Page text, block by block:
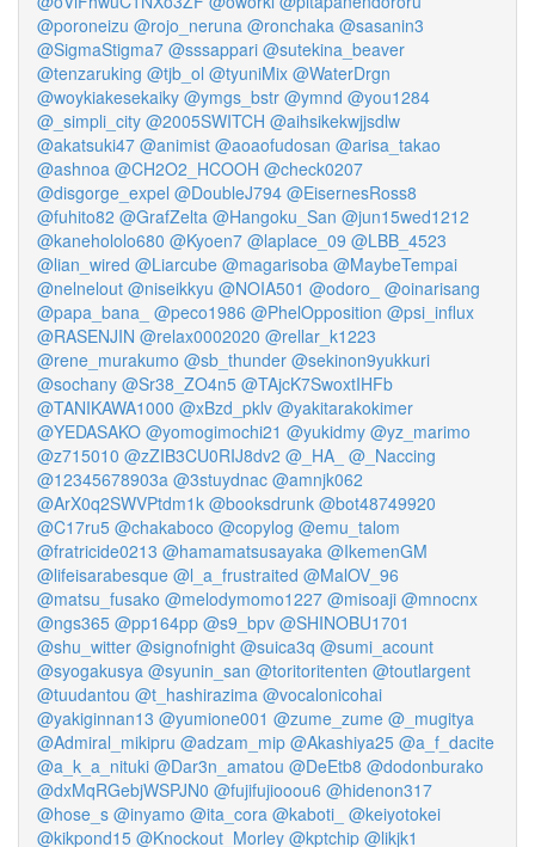
@poroneizu @rojo_neruna @ronchaka @sasanin3
@SigmaStigma7 @sssappari @sutekina_beaver
@tenzaruking @tjb_ol @tyuniMix @WaterDrgn
@woykiakesekaiky @ymgs_bstr @ymnd @you1284
@_simpli_city @2005SWITCH @aihsikekwjjsdlw
@akatsuki47 @animist @aoaofudosan @arisa_takao
@ashnoa @CH2O2_HCOOH @check0207
@disgorge_expel @DoubleJ794 @EisernesRoss8
@fuhito82 @GrafZelta @Hangoku_San @jun15wed1212
@kanehololo680 @Kyoen7 @laplace_09 @LBB_4523
@lian_wired @Liarcube @magarisoba @MaybeTempai
@nelnelout @niseikkyu @NOIA501 @odoro_
@oinarisang
@papa_bana_ @peco1986 @PhelOpposition @psi_influx
@RASENJIN @relax0002020 @rellar_k1223
@rene_murakumo @sb_thunder @sekinon9yukkuri
@sochany @Sr38_ZO4n5 @TAjcK7SwoxtIHFb
@TANIKAWA1000 @xBzd_pklv @yakitarakokimer
@YEDASAKO @yomogimochi21 @yukidmy @yz_marimo
@z715010 @zZIB3CU0RIJ8dv2 @_HA_ @_Naccing
@12345678903a @3stuydnac @amnjk062
@ArX0q2SWVPtdm1k @booksdrunk @bot48749920
@C17ru5 @chakaboco @copylog @emu_talom
@fratricide0213 @hamamatsusayaka @IkemenGM
@lifeisarabesque @l_a_frustraited @MalOV_96
@matsu_fusako @melodymomo1227 @misoaji @mnocnx
@ngs365 @pp164pp @s9_bpv @SHINOBU1701
@shu_witter @signofnight @suica3q @sumi_acount
@syogakusya @syunin_san @toritoritenten @toutlargent
@tuudantou @t_hashirazima @vocalonicohai
@yakiginnan13 @yumione001 @zume_zume @_mugitya
@Admiral_mikipru @adzam_mip @Akashiya25 @a_f_dacite
@a_k_a_nituki @Dar3n_amatou @DeEtb8 @dodonburako
@dxMqRGebjWSPJN0 @fujifujiooou6 @hidenon317
@hose_s @inyamo @ita_cora @kaboti_ @keiyotokei
@kikpond15 @Knockout_Morley @kptchip @likjk1